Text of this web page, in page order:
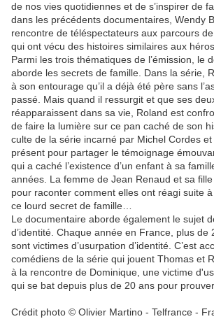
de nos vies quotidiennes et de s’inspirer de
dans les précédents documentaires, Wendy
rencontre de téléspectateurs aux parcours
qui ont vécu des histoires similaires aux
Parmi les trois thématiques de l’émission, le
aborde les secrets de famille. Dans la série,
à son entourage qu’il a déjà été père sans
passé. Mais quand il ressurgit et que ses
réapparaissent dans sa vie, Roland est
de faire la lumière sur ce pan caché de son
culte de la série incarné par Michel Cordes
présent pour partager le témoignage
qui a caché l’existence d’un enfant à sa
années. La femme de Jean Renaud et sa
pour raconter comment elles ont réagi suite
ce lourd secret de famille…
Le documentaire aborde également le sujet
d’identité. Chaque année en France, plus de
sont victimes d’usurpation d’identité. C’est
comédiens de la série qui jouent Thomas et
à la rencontre de Dominique, une victime
qui se bat depuis plus de 20 ans pour
Crédit photo © Olivier Martino - Telfrance -